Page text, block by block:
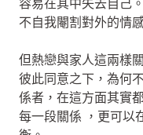
容易在其中失去自己
不自我閹割對外的情
但熱戀與家人這兩樣
彼此同意之下，為何
係者，在這方面其實
每一段關係 ，更可以